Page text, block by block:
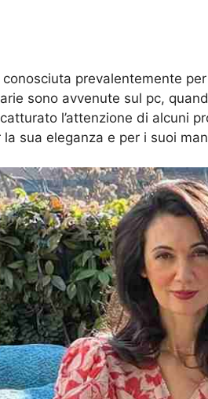
prevalentemente
sono avvenute sul pc,
l’attenzione di alcuni
sua eleganza e per i suoi